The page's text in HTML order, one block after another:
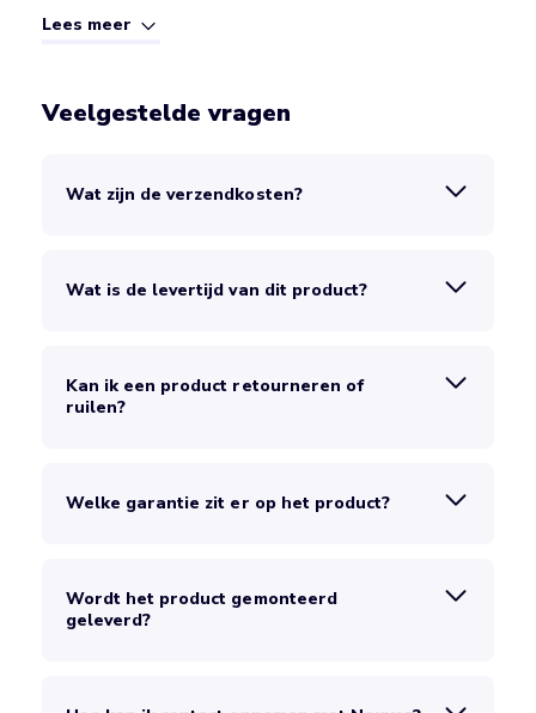
Lees meer
Veelgestelde vragen
Wat zijn de verzendkosten?
Wat is de levertijd van dit product?
Kan ik een product retourneren of
ruilen?
Welke garantie zit er op het product?
Wordt het product gemonteerd
geleverd?